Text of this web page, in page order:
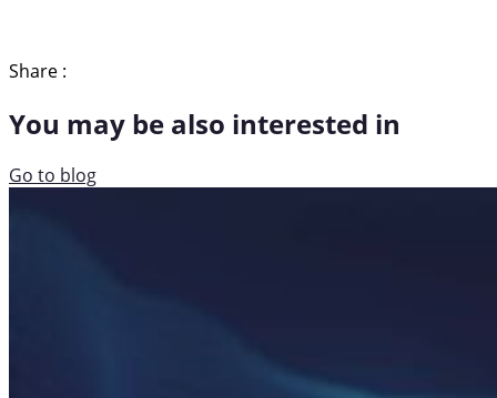
Share :
You may be also interested in
Go to blog